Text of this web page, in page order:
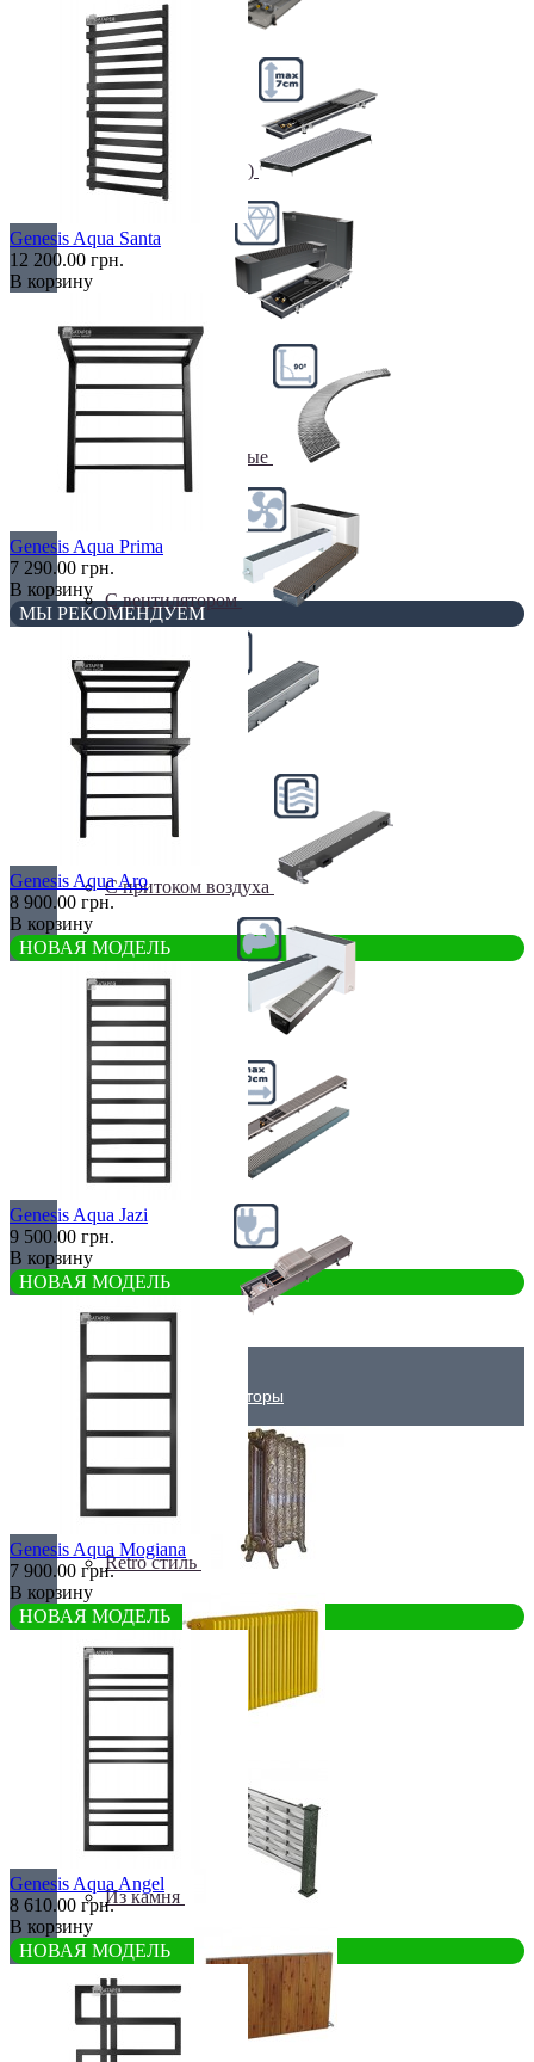
Недорогие
Низкие (до 70 мм)
Радиусные/Угловые
С вентилятором
С дренажем
С притоком воздуха
Самые мощные
Узкие (200 мм)
Электрические
Дизайнерские радиаторы
Retro стиль
Из камня
Genesis Aqua Santa
12 200.00 грн.
В корзину
Genesis Aqua Prima
7 290.00 грн.
В корзину
МЫ РЕКОМЕНДУЕМ
Genesis Aqua Aro
8 900.00 грн.
В корзину
НОВАЯ МОДЕЛЬ
Genesis Aqua Jazi
9 500.00 грн.
В корзину
НОВАЯ МОДЕЛЬ
Genesis Aqua Mogiana
7 900.00 грн.
В корзину
НОВАЯ МОДЕЛЬ
Genesis Aqua Angel
8 610.00 грн.
В корзину
НОВАЯ МОДЕЛЬ